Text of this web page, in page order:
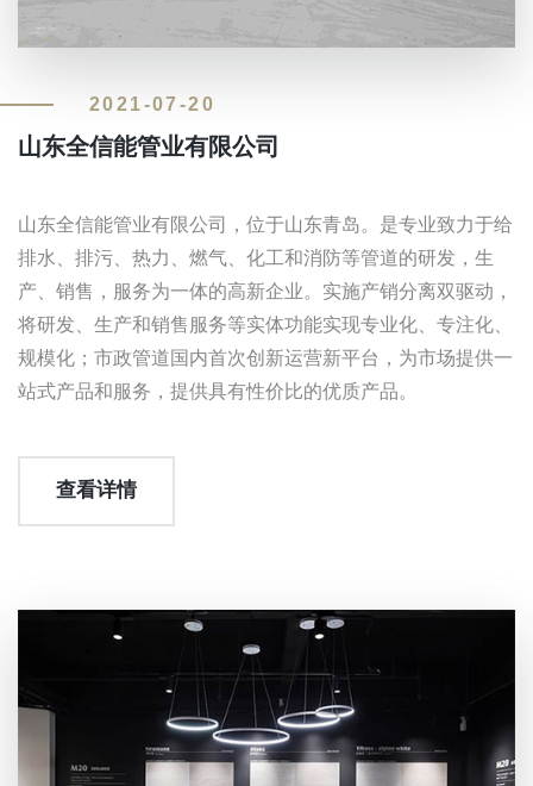
2021-07-20
山东全信能管业有限公司
山东全信能管业有限公司，位于山东青岛。是专业致力于给
排水、排污、热力、燃气、化工和消防等管道的研发，生
产、销售，服务为一体的高新企业。实施产销分离双驱动，
将研发、生产和销售服务等实体功能实现专业化、专注化、
规模化；市政管道国内首次创新运营新平台，为市场提供一
站式产品和服务，提供具有性价比的优质产品。
查看详情